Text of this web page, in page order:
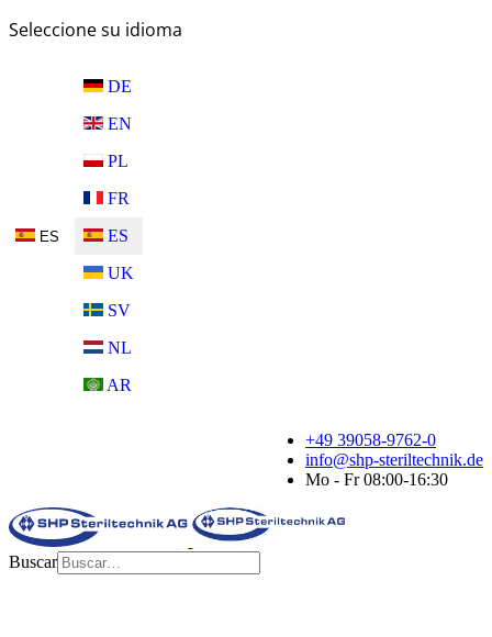
Seleccione su idioma
ES
DE
EN
PL
FR
ES
UK
SV
NL
AR
+49 39058-9762-0
info@shp-steriltechnik.de
Mo - Fr 08:00-16:30
Buscar